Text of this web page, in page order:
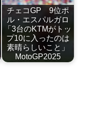
チェコGP 9位ポ
ル・エスパルガロ
「3台のKTMがトッ
プ10に入ったのは
素晴らしいこと」
MotoGP2025